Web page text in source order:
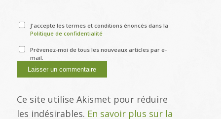
J'accepte les termes et conditions énoncés dans la
Politique de confidentialité
Prévenez-moi de tous les nouveaux articles par e-
mail.
Ce site utilise Akismet pour réduire
les indésirables. En savoir plus sur la